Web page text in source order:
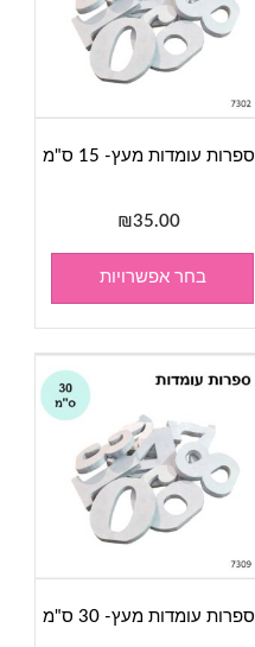
ספרות עומדות מעץ- 15 ס"מ
₪35.00
בחר אפשרויות
ספרות עומדות מעץ- 30 ס"מ